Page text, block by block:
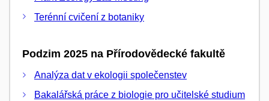
Terénní cvičení z botaniky
Podzim 2025 na Přírodovědecké fakultě
Analýza dat v ekologii společenstev
Bakalářská práce z biologie pro učitelské studium